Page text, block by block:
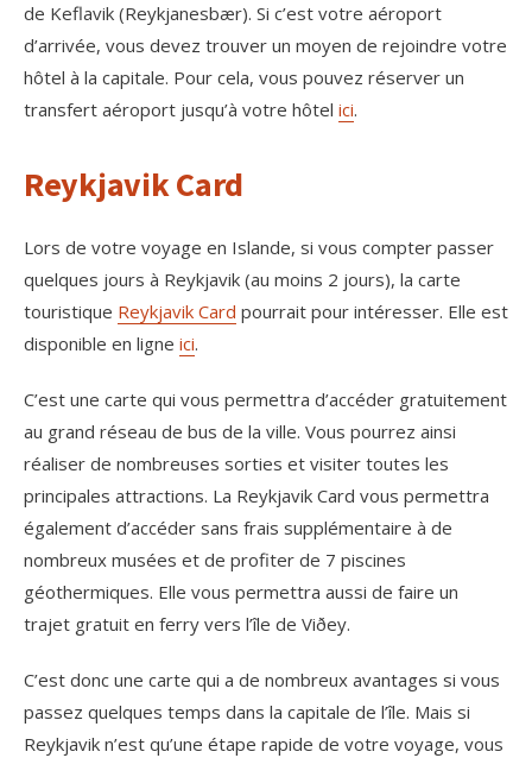
de Keflavik (Reykjanesbær). Si c’est votre aéroport
d’arrivée, vous devez trouver un moyen de rejoindre votre
hôtel à la capitale. Pour cela, vous pouvez réserver un
transfert aéroport jusqu’à votre hôtel ici.
Reykjavik Card
Lors de votre voyage en Islande, si vous compter passer
quelques jours à Reykjavik (au moins 2 jours), la carte
touristique Reykjavik Card pourrait pour intéresser. Elle est
disponible en ligne ici.
C’est une carte qui vous permettra d’accéder gratuitement
au grand réseau de bus de la ville. Vous pourrez ainsi
réaliser de nombreuses sorties et visiter toutes les
principales attractions. La Reykjavik Card vous permettra
également d’accéder sans frais supplémentaire à de
nombreux musées et de profiter de 7 piscines
géothermiques. Elle vous permettra aussi de faire un
trajet gratuit en ferry vers l’île de Viðey.
C’est donc une carte qui a de nombreux avantages si vous
passez quelques temps dans la capitale de l’île. Mais si
Reykjavik n’est qu’une étape rapide de votre voyage, vous